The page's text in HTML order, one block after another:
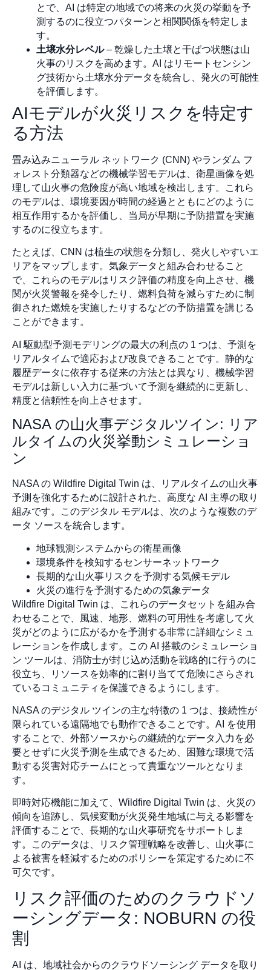
とで、AI は特定の地域での将来の火災の挙動を予
測するのに役立つパターンと相関関係を特定しま
す。
土壌水分レベル– 乾燥した土壌と干ばつ状態は山
火事のリスクを高めます。AI はリモートセンシン
グ技術から土壌水分データを統合し、発火の可能性
を評価します。
AIモデルが火災リスクを特定す
る方法
畳み込みニューラル ネットワーク (CNN) やランダム フ
ォレスト分類器などの機械学習モデルは、衛星画像を処
理して山火事の危険度が高い地域を検出します。これら
のモデルは、環境要因が時間の経過とともにどのように
相互作用するかを評価し、当局が早期に予防措置を実施
するのに役立ちます。
たとえば、CNN は植生の状態を分類し、発火しやすいエ
リアをマップします。気象データと組み合わせること
で、これらのモデルはリスク評価の精度を向上させ、機
関が火災警報を発令したり、燃料負荷を減らすために制
御された燃焼を実施したりするなどの予防措置を講じる
ことができます。
AI 駆動型予測モデリングの最大の利点の 1 つは、予測を
リアルタイムで適応および改良できることです。静的な
履歴データに依存する従来の方法とは異なり、機械学習
モデルは新しい入力に基づいて予測を継続的に更新し、
精度と信頼性を向上させます。
NASA の山火事デジタルツイン: リア
ルタイムの火災挙動シミュレーショ
ン
NASA の Wildfire Digital Twin は、リアルタイムの山火事
予測を強化するために設計された、高度な AI 主導の取り
組みです。このデジタル モデルは、次のような複数のデ
ータ ソースを統合します。
地球観測システムからの衛星画像
環境条件を検知するセンサーネットワーク
長期的な山火事リスクを予測する気候モデル
火災の進行を予測するための気象データ
Wildfire Digital Twin は、これらのデータセットを組み合
わせることで、風速、地形、燃料の可用性を考慮して火
災がどのように広がるかを予測する非常に詳細なシミュ
レーションを作成します。この AI 搭載のシミュレーショ
ン ツールは、消防士が封じ込め活動を戦略的に行うのに
役立ち、リソースを効率的に割り当てて危険にさらされ
ているコミュニティを保護できるようにします。
NASA のデジタル ツインの主な特徴の 1 つは、接続性が
限られている遠隔地でも動作できることです。AI を使用
することで、外部ソースからの継続的なデータ入力を必
要とせずに火災予測を生成できるため、困難な環境で活
動する災害対応チームにとって貴重なツールとなりま
す。
即時対応機能に加えて、Wildfire Digital Twin は、火災の
傾向を追跡し、気候変動が火災発生地域に与える影響を
評価することで、長期的な山火事研究をサポートしま
す。このデータは、リスク管理戦略を改善し、山火事に
よる被害を軽減するためのポリシーを策定するために不
可欠です。
リスク評価のためのクラウドソ
ーシングデータ: NOBURN の役
割
AI は、地域社会からのクラウドソーシング データを取り